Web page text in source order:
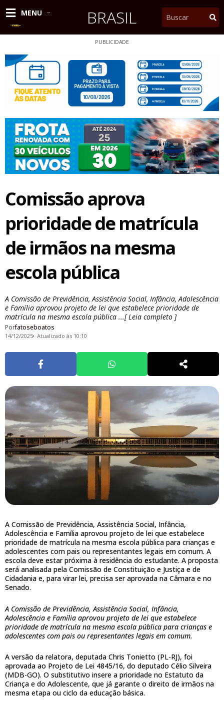
para
MENU BRASIL Pesquisar
PUBLICIDADE
Comissão aprova
prioridade de matrícula
de irmãos na mesma
escola pública
A Comissão de Previdência, Assistência Social, Infância, Adolescência
e Família aprovou projeto de lei que estabelece prioridade de
matrícula na mesma escola pública ...[ Leia completo ]
Porfatoseboatos
14/12/2025 Atualizado às 10:10
A Comissão de Previdência, Assistência Social, Infância,
Adolescência e Família aprovou projeto de lei que estabelece
prioridade de matrícula na mesma escola pública para crianças e
adolescentes com pais ou representantes legais em comum. A
escola deve estar próxima à residência do estudante. A proposta
será analisada pela Comissão de Constituição e Justiça e de
Cidadania e, para virar lei, precisa ser aprovada na Câmara e no
Senado.
A Comissão de Previdência, Assistência Social, Infância,
Adolescência e Família aprovou projeto de lei que estabelece
prioridade de matrícula na mesma escola pública para crianças e
adolescentes com pais ou representantes legais em comum.
A versão da relatora, deputada Chris Tonietto (PL-RJ), foi
aprovada ao Projeto de Lei 4845/16, do deputado Célio Silveira
(MDB-GO). O substitutivo insere a prioridade no Estatuto da
Criança e do Adolescente, que já garante o direito de irmãos na
mesma etapa ou ciclo da educação básica.